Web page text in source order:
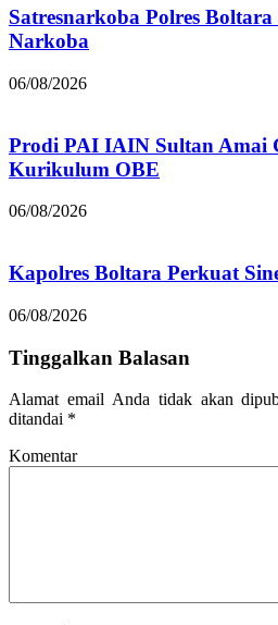
Satresnarkoba Polres
Narkoba
06/08/2026
Prodi PAI IAIN Sultan Amai
Kurikulum OBE
06/08/2026
Kapolres Boltara Perkuat
06/08/2026
Tinggalkan Balasan
Alamat email Anda tidak akan
ditandai *